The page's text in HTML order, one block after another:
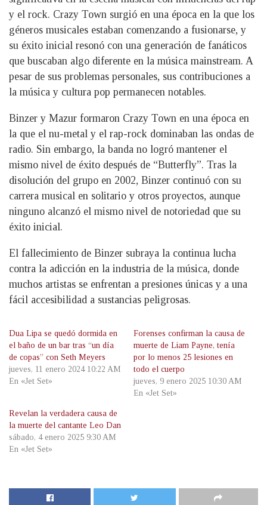
y el rock. Crazy Town surgió en una época en la que los
géneros musicales estaban comenzando a fusionarse, y
su éxito inicial resonó con una generación de fanáticos
que buscaban algo diferente en la música mainstream. A
pesar de sus problemas personales, sus contribuciones a
la música y cultura pop permanecen notables.
Binzer y Mazur formaron Crazy Town en una época en
la que el nu-metal y el rap-rock dominaban las ondas de
radio. Sin embargo, la banda no logró mantener el
mismo nivel de éxito después de “Butterfly”. Tras la
disolución del grupo en 2002, Binzer continuó con su
carrera musical en solitario y otros proyectos, aunque
ninguno alcanzó el mismo nivel de notoriedad que su
éxito inicial.
El fallecimiento de Binzer subraya la continua lucha
contra la adicción en la industria de la música, donde
muchos artistas se enfrentan a presiones únicas y a una
fácil accesibilidad a sustancias peligrosas.
Dua Lipa se quedó dormida en
el baño de un bar tras “un día
de copas” con Seth Meyers
jueves, 11 enero 2024 10:22 AM
En «Jet Set»
Forenses confirman la causa de
muerte de Liam Payne, tenía
por lo menos 25 lesiones en
todo el cuerpo
jueves, 9 enero 2025 10:30 AM
En «Jet Set»
Revelan la verdadera causa de
la muerte del cantante Leo Dan
sábado, 4 enero 2025 9:30 AM
En «Jet Set»